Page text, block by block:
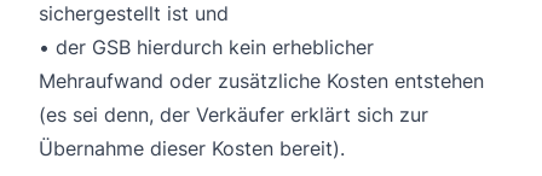
sichergestellt ist und
• der GSB hierdurch kein erheblicher
Mehraufwand oder zusätzliche Kosten entstehen
(es sei denn, der Verkäufer erklärt sich zur
Übernahme dieser Kosten bereit).